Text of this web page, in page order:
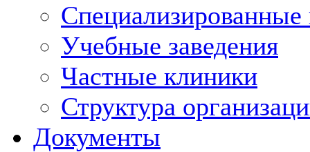
Учебные заведения
Частные клиники
Структура
Документы